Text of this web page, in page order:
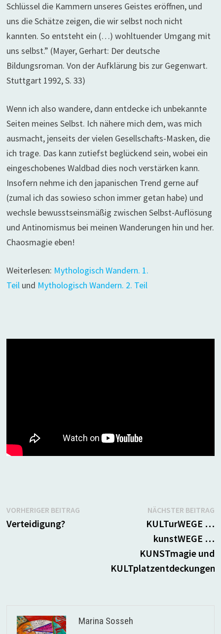
Schlüssel die Kammern unseres Geistes eröffnen, und
uns die Schätze zeigen, die wir selbst noch nicht
kannten. So entsteht ein (…) wohltuender Umgang mit
uns selbst.” (Mayer, Gerhart: Der deutsche
Bildungsroman. Von der Aufklärung bis zur Gegenwart.
Stuttgart 1992, S. 33)
Wenn ich also wandere, dann entdecke ich unbekannte
Seiten meines Selbst. Ich nähere mich dem, was mich
ausmacht, jenseits der vielen Gesellschafts-Masken, die
ich trage. Das kann zutiefst beglückend sein, wobei ein
eingeschobenes Waldbad dies noch verstärken kann.
Insofern nehme ich den japanischen Trend gerne auf
(zumal ich das sowieso schon immer getan habe) und
wechsle bewusstseinsmäßig zwischen Selbst-Auflösung
und Antinomismus bei meinen Wanderungen hin und her.
Chaosmagie eben!
Weiterlesen: Mythologisch Wandern. 1.
Teilund Mythologisch Wandern. 2. Teil
Beitragsnavigation
VORHERIGER BEITRAGVorheriger
Verteidigung?
NÄCHSTER BEITRAG
KULTurWEGE …
kunstWEGE …
KUNSTmagie und
KULTplatzentdeckungen
Marina Sosseh